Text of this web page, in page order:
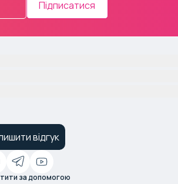
Підписатися
відгук
за допомогою